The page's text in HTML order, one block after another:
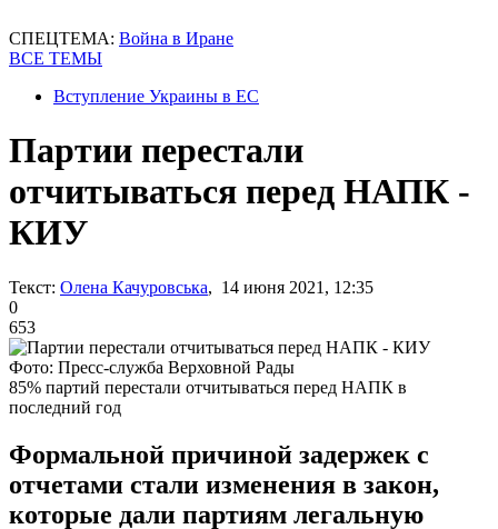
СПЕЦТЕМА: Война в Иране
ВСЕ ТЕМЫ
Вступление Украины в ЕС
Партии перестали
отчитываться перед НАПК -
КИУ
Текст: Олена Качуровська, 14 июня 2021, 12:35
0
653
Фото: Пресс-служба Верховной Рады
85% партий перестали отчитываться перед НАПК в
последний год
Формальной причиной задержек с
отчетами стали изменения в закон,
которые дали партиям легальную